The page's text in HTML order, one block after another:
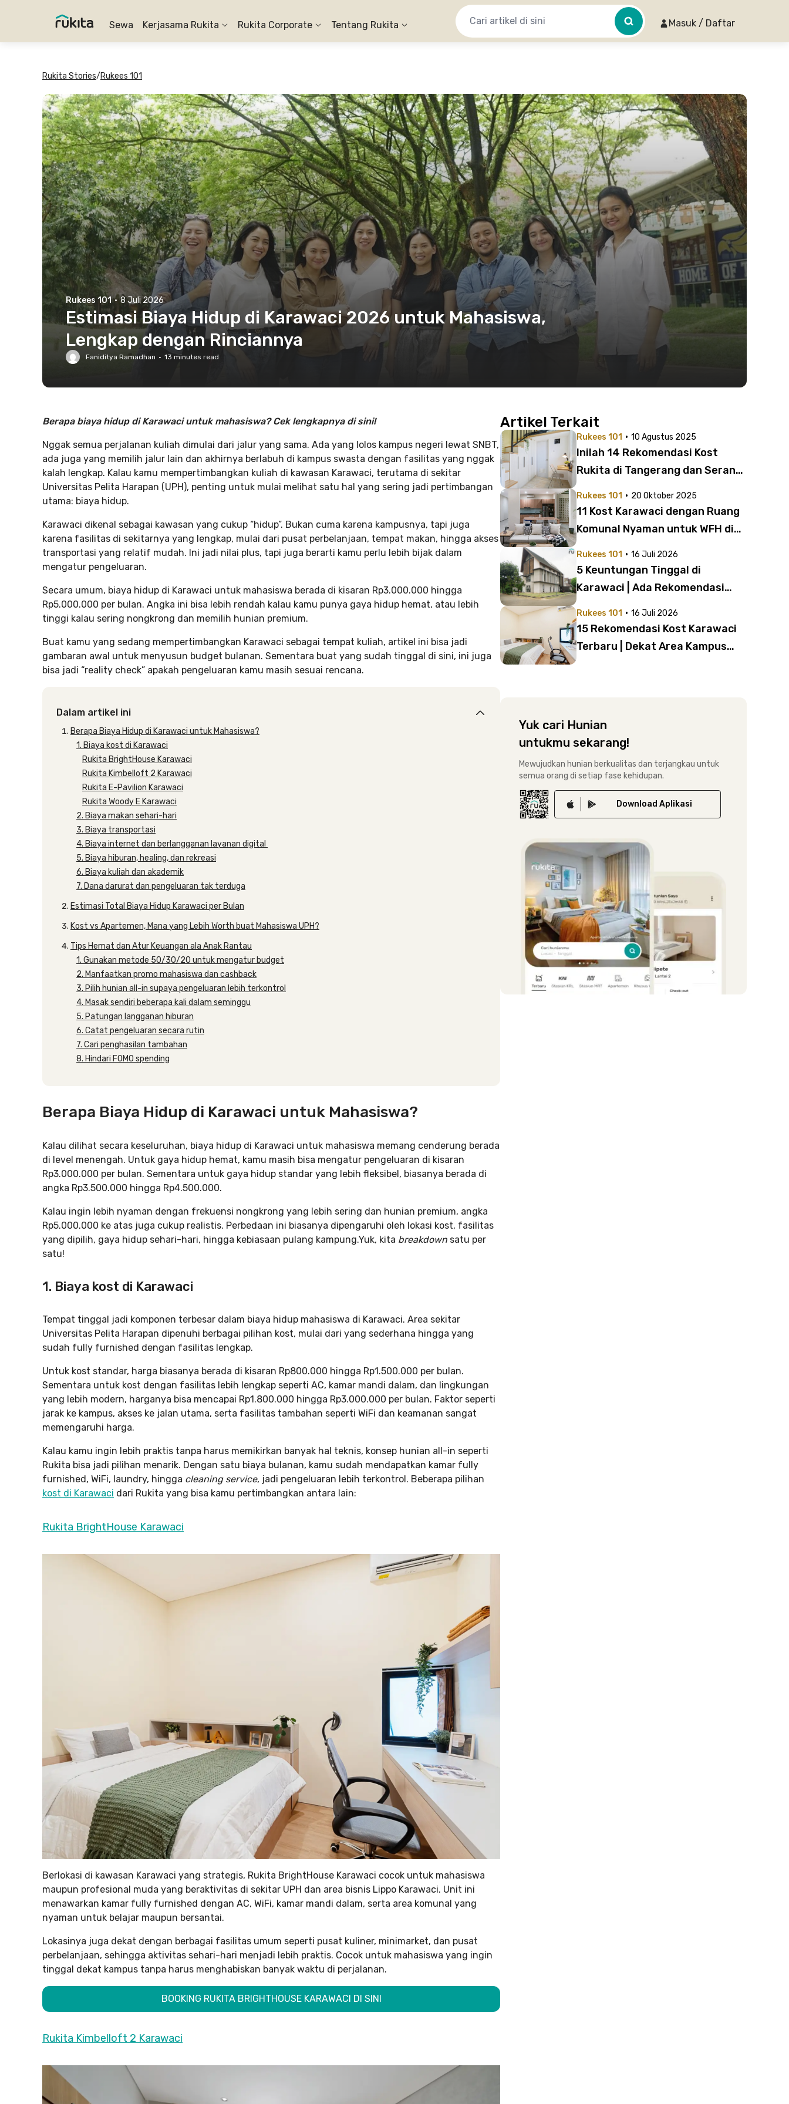
Sewa Kerjasama Rukita Rukita Corporate Tentang Rukita Masuk / Daftar
Rukita Stories/Rukees 101
Rukees 101 · 8 Juli 2026
Estimasi Biaya Hidup di Karawaci 2026 untuk Mahasiswa,
Lengkap dengan Rinciannya
Faniditya Ramadhan · 13 minutes read
Berapa biaya hidup di Karawaci untuk mahasiswa? Cek lengkapnya di sini!
Nggak semua perjalanan kuliah dimulai dari jalur yang sama. Ada yang lolos kampus negeri lewat SNBT,
ada juga yang memilih jalur lain dan akhirnya berlabuh di kampus swasta dengan fasilitas yang nggak
kalah lengkap. Kalau kamu mempertimbangkan kuliah di kawasan Karawaci, terutama di sekitar
Universitas Pelita Harapan (UPH), penting untuk mulai melihat satu hal yang sering jadi pertimbangan
utama: biaya hidup.
Karawaci dikenal sebagai kawasan yang cukup “hidup”. Bukan cuma karena kampusnya, tapi juga
karena fasilitas di sekitarnya yang lengkap, mulai dari pusat perbelanjaan, tempat makan, hingga akses
transportasi yang relatif mudah. Ini jadi nilai plus, tapi juga berarti kamu perlu lebih bijak dalam
mengatur pengeluaran.
Secara umum, biaya hidup di Karawaci untuk mahasiswa berada di kisaran Rp3.000.000 hingga
Rp5.000.000 per bulan. Angka ini bisa lebih rendah kalau kamu punya gaya hidup hemat, atau lebih
tinggi kalau sering nongkrong dan memilih hunian premium.
Buat kamu yang sedang mempertimbangkan Karawaci sebagai tempat kuliah, artikel ini bisa jadi
gambaran awal untuk menyusun budget bulanan. Sementara buat yang sudah tinggal di sini, ini juga
bisa jadi “reality check” apakah pengeluaran kamu masih sesuai rencana.
Dalam artikel ini
Berapa Biaya Hidup di Karawaci untuk Mahasiswa?
1. Biaya kost di Karawaci
Rukita BrightHouse Karawaci
Rukita Kimbelloft 2 Karawaci
Rukita E-Pavilion Karawaci
Rukita Woody E Karawaci
2. Biaya makan sehari-hari
3. Biaya transportasi
4. Biaya internet dan berlangganan layanan digital
5. Biaya hiburan, healing, dan rekreasi
6. Biaya kuliah dan akademik
7. Dana darurat dan pengeluaran tak terduga
Estimasi Total Biaya Hidup Karawaci per Bulan
Kost vs Apartemen, Mana yang Lebih Worth buat Mahasiswa UPH?
Tips Hemat dan Atur Keuangan ala Anak Rantau
1. Gunakan metode 50/30/20 untuk mengatur budget
2. Manfaatkan promo mahasiswa dan cashback
3. Pilih hunian all-in supaya pengeluaran lebih terkontrol
4. Masak sendiri beberapa kali dalam seminggu
5. Patungan langganan hiburan
6. Catat pengeluaran secara rutin
7. Cari penghasilan tambahan
8. Hindari FOMO spending
Berapa Biaya Hidup di Karawaci untuk Mahasiswa?
Kalau dilihat secara keseluruhan, biaya hidup di Karawaci untuk mahasiswa memang cenderung berada
di level menengah. Untuk gaya hidup hemat, kamu masih bisa mengatur pengeluaran di kisaran
Rp3.000.000 per bulan. Sementara untuk gaya hidup standar yang lebih fleksibel, biasanya berada di
angka Rp3.500.000 hingga Rp4.500.000.
Kalau ingin lebih nyaman dengan frekuensi nongkrong yang lebih sering dan hunian premium, angka
Rp5.000.000 ke atas juga cukup realistis. Perbedaan ini biasanya dipengaruhi oleh lokasi kost, fasilitas
yang dipilih, gaya hidup sehari-hari, hingga kebiasaan pulang kampung.Yuk, kita breakdown satu per
satu!
1. Biaya kost di Karawaci
Tempat tinggal jadi komponen terbesar dalam biaya hidup mahasiswa di Karawaci. Area sekitar
Universitas Pelita Harapan dipenuhi berbagai pilihan kost, mulai dari yang sederhana hingga yang
sudah fully furnished dengan fasilitas lengkap.
Untuk kost standar, harga biasanya berada di kisaran Rp800.000 hingga Rp1.500.000 per bulan.
Sementara untuk kost dengan fasilitas lebih lengkap seperti AC, kamar mandi dalam, dan lingkungan
yang lebih modern, harganya bisa mencapai Rp1.800.000 hingga Rp3.000.000 per bulan. Faktor seperti
jarak ke kampus, akses ke jalan utama, serta fasilitas tambahan seperti WiFi dan keamanan sangat
memengaruhi harga.
Kalau kamu ingin lebih praktis tanpa harus memikirkan banyak hal teknis, konsep hunian all-in seperti
Rukita bisa jadi pilihan menarik. Dengan satu biaya bulanan, kamu sudah mendapatkan kamar fully
furnished, WiFi, laundry, hingga cleaning service, jadi pengeluaran lebih terkontrol. Beberapa pilihan
kost di Karawaci dari Rukita yang bisa kamu pertimbangkan antara lain:
Rukita BrightHouse Karawaci
Berlokasi di kawasan Karawaci yang strategis, Rukita BrightHouse Karawaci cocok untuk mahasiswa
maupun profesional muda yang beraktivitas di sekitar UPH dan area bisnis Lippo Karawaci. Unit ini
menawarkan kamar fully furnished dengan AC, WiFi, kamar mandi dalam, serta area komunal yang
nyaman untuk belajar maupun bersantai.
Lokasinya juga dekat dengan berbagai fasilitas umum seperti pusat kuliner, minimarket, dan pusat
perbelanjaan, sehingga aktivitas sehari-hari menjadi lebih praktis. Cocok untuk mahasiswa yang ingin
tinggal dekat kampus tanpa harus menghabiskan banyak waktu di perjalanan.
BOOKING RUKITA BRIGHTHOUSE KARAWACI DI SINI
Rukita Kimbelloft 2 Karawaci
Artikel Terkait
Rukees 101 · 10 Agustus 2025
Inilah 14 Rekomendasi Kost
Rukita di Tangerang dan Serang,
Rukees 101 · 20 Oktober 2025
11 Kost Karawaci dengan Ruang
Komunal Nyaman untuk WFH di
Rukees 101 · 16 Juli 2026
5 Keuntungan Tinggal di
Karawaci | Ada Rekomendasi
Jutaan
Rukees 101 · 16 Juli 2026
15 Rekomendasi Kost Karawaci
Terbaru | Dekat Area Kampus
Yuk cari Hunian
untukmu sekarang!
Mewujudkan hunian berkualitas dan terjangkau untuk
semua orang di setiap fase kehidupan.
Download Aplikasi